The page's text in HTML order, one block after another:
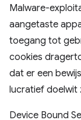
Malware-
aangetaste
toegang tot
cookies
dat er een
lucratief doelwit
Device Bound